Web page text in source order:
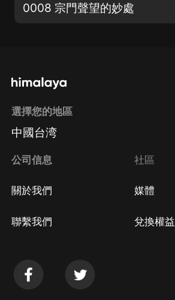
0008 宗門聲望的妙處
選擇您的地區
中國台湾
公司信息
關於我們
聯繫我們
社區
媒體
兌換權益